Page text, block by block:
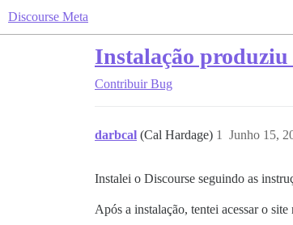
Discourse Meta
Instalação produziu
Contribuir Bug
darbcal (Cal Hardage) Junho 15,
1
Instalei o Discourse seguindo as
Após a instalação, tentei acessar o